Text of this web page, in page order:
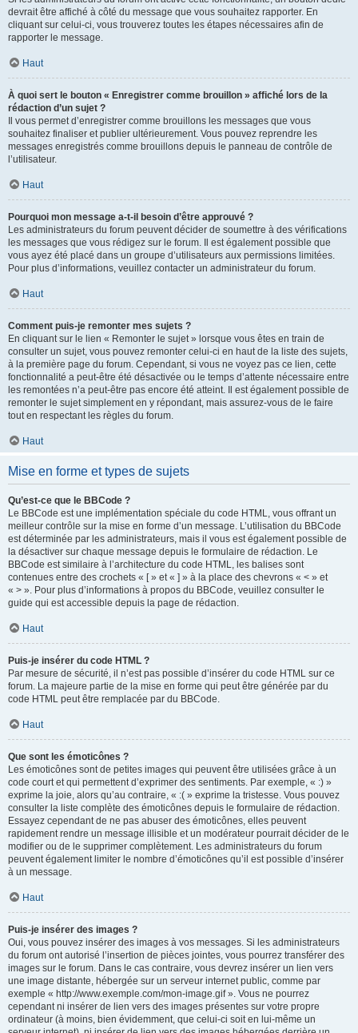
devrait être affiché à côté du message que vous souhaitez rapporter. En
cliquant sur celui-ci, vous trouverez toutes les étapes nécessaires afin de
rapporter le message.
Haut
À quoi sert le bouton « Enregistrer comme brouillon » affiché lors de la
rédaction d’un sujet ?
Il vous permet d’enregistrer comme brouillons les messages que vous
souhaitez finaliser et publier ultérieurement. Vous pouvez reprendre les
messages enregistrés comme brouillons depuis le panneau de contrôle de
l’utilisateur.
Haut
Pourquoi mon message a-t-il besoin d’être approuvé ?
Les administrateurs du forum peuvent décider de soumettre à des vérifications
les messages que vous rédigez sur le forum. Il est également possible que
vous ayez été placé dans un groupe d’utilisateurs aux permissions limitées.
Pour plus d’informations, veuillez contacter un administrateur du forum.
Haut
Comment puis-je remonter mes sujets ?
En cliquant sur le lien « Remonter le sujet » lorsque vous êtes en train de
consulter un sujet, vous pouvez remonter celui-ci en haut de la liste des sujets,
à la première page du forum. Cependant, si vous ne voyez pas ce lien, cette
fonctionnalité a peut-être été désactivée ou le temps d’attente nécessaire entre
les remontées n’a peut-être pas encore été atteint. Il est également possible de
remonter le sujet simplement en y répondant, mais assurez-vous de le faire
tout en respectant les règles du forum.
Haut
Mise en forme et types de sujets
Qu’est-ce que le BBCode ?
Le BBCode est une implémentation spéciale du code HTML, vous offrant un
meilleur contrôle sur la mise en forme d’un message. L’utilisation du BBCode
est déterminée par les administrateurs, mais il vous est également possible de
la désactiver sur chaque message depuis le formulaire de rédaction. Le
BBCode est similaire à l’architecture du code HTML, les balises sont
contenues entre des crochets « [ » et « ] » à la place des chevrons « < » et
« > ». Pour plus d’informations à propos du BBCode, veuillez consulter le
guide qui est accessible depuis la page de rédaction.
Haut
Puis-je insérer du code HTML ?
Par mesure de sécurité, il n’est pas possible d’insérer du code HTML sur ce
forum. La majeure partie de la mise en forme qui peut être générée par du
code HTML peut être remplacée par du BBCode.
Haut
Que sont les émoticônes ?
Les émoticônes sont de petites images qui peuvent être utilisées grâce à un
code court et qui permettent d’exprimer des sentiments. Par exemple, « :) »
exprime la joie, alors qu’au contraire, « :( » exprime la tristesse. Vous pouvez
consulter la liste complète des émoticônes depuis le formulaire de rédaction.
Essayez cependant de ne pas abuser des émoticônes, elles peuvent
rapidement rendre un message illisible et un modérateur pourrait décider de le
modifier ou de le supprimer complètement. Les administrateurs du forum
peuvent également limiter le nombre d’émoticônes qu’il est possible d’insérer
à un message.
Haut
Puis-je insérer des images ?
Oui, vous pouvez insérer des images à vos messages. Si les administrateurs
du forum ont autorisé l’insertion de pièces jointes, vous pourrez transférer des
images sur le forum. Dans le cas contraire, vous devrez insérer un lien vers
une image distante, hébergée sur un serveur internet public, comme par
exemple « http://www.exemple.com/mon-image.gif ». Vous ne pourrez
cependant ni insérer de lien vers des images présentes sur votre propre
ordinateur (à moins, bien évidemment, que celui-ci soit en lui-même un